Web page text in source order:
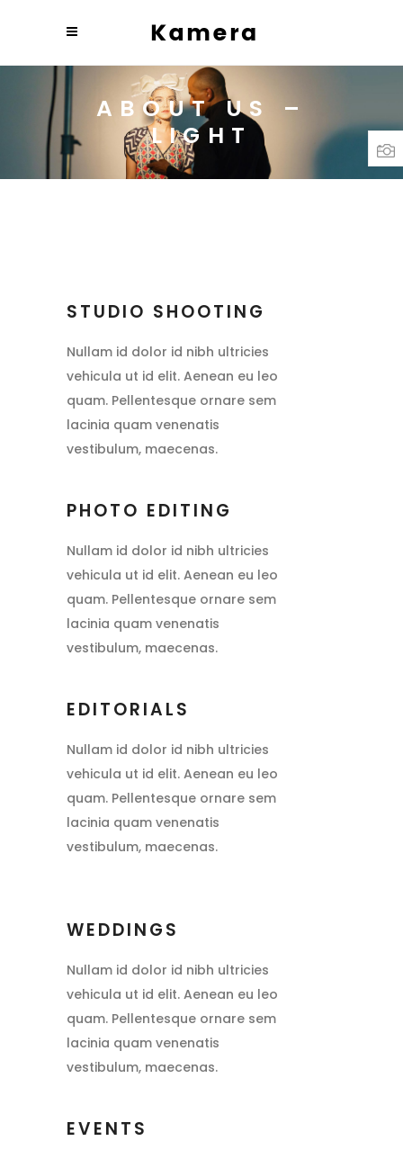
ABOUT US –
LIGHT
STUDIO SHOOTING
Nullam id dolor id nibh ultricies
vehicula ut id elit. Aenean eu leo
quam. Pellentesque ornare sem
lacinia quam venenatis
vestibulum, maecenas.
PHOTO EDITING
Nullam id dolor id nibh ultricies
vehicula ut id elit. Aenean eu leo
quam. Pellentesque ornare sem
lacinia quam venenatis
vestibulum, maecenas.
EDITORIALS
Nullam id dolor id nibh ultricies
vehicula ut id elit. Aenean eu leo
quam. Pellentesque ornare sem
lacinia quam venenatis
vestibulum, maecenas.
WEDDINGS
Nullam id dolor id nibh ultricies
vehicula ut id elit. Aenean eu leo
quam. Pellentesque ornare sem
lacinia quam venenatis
vestibulum, maecenas.
EVENTS